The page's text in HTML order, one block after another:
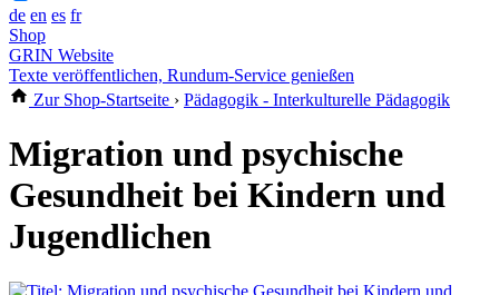
de en es fr
Shop
GRIN Website
Texte veröffentlichen, Rundum-Service genießen
Zur Shop-Startseite › Pädagogik - Interkulturelle Pädagogik
Migration und psychische
Gesundheit bei Kindern und
Jugendlichen